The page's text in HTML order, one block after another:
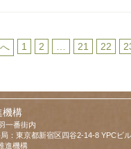
1 2 21 22
機構
一番街内
：東京都新宿区四谷2-14-8 YPCビ
進機構